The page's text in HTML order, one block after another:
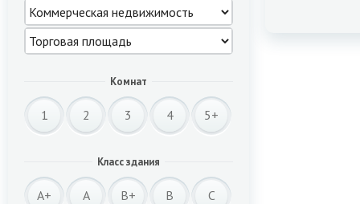
Комнат
1 2 3 4 5+
Класс здания
A+ A B+ B C